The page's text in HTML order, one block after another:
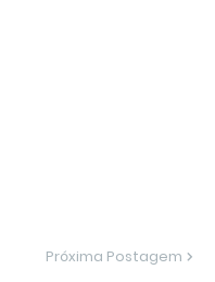
Próxima Postagem